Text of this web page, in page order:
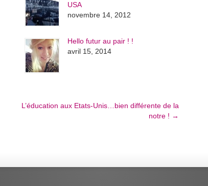
USA
novembre 14, 2012
Hello futur au pair ! !
avril 15, 2014
L’éducation aux Etats-Unis…bien différente de la
notre ! →